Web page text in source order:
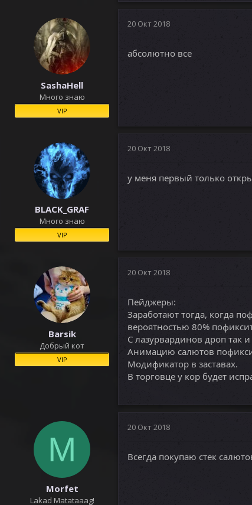
SashaHell
Много знаю
VIP
20 Окт 2018
абсолютно все
BLACK_GRAF
Много знаю
VIP
20 Окт 2018
у меня первый только
Barsik
Добрый кот
VIP
20 Окт 2018
Пейджеры:
Заработают тогда, когда
вероятностью 80%
С лазурвардинов дроп так
Анимацию салютов
Модификатор в заставах.
В торговце у кор будет
M
Morfet
Lakad Matataaag!
20 Окт 2018
Всегда покупаю стек